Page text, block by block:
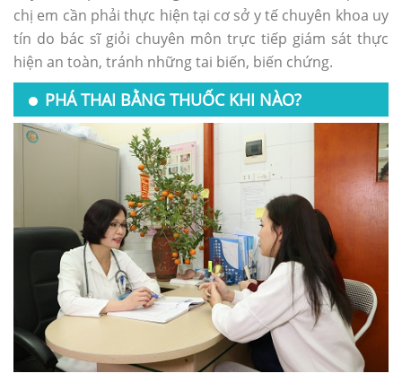
chị em cần phải thực hiện tại cơ sở y tế chuyên khoa uy
tín do bác sĩ giỏi chuyên môn trực tiếp giám sát thực
hiện an toàn, tránh những tai biến, biến chứng.
PHÁ THAI BẰNG THUỐC KHI NÀO?